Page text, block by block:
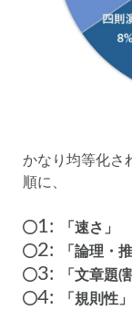
かなり均等化さ
順に、
1: 「速さ」
2: 「論理・
3: 「文章題(
4: 「規則性」